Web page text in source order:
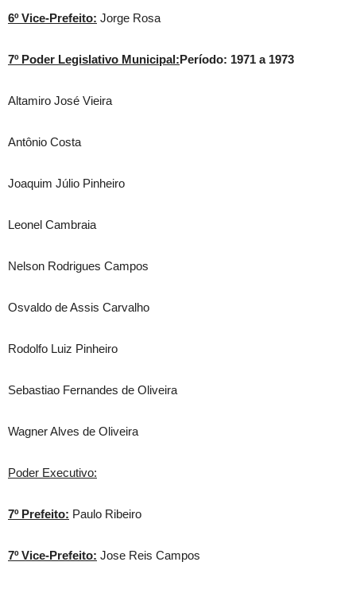
6º Vice-Prefeito: Jorge Rosa
7º Poder Legislativo Municipal:Período: 1971 a 1973
Altamiro José Vieira
Antônio Costa
Joaquim Júlio Pinheiro
Leonel Cambraia
Nelson Rodrigues Campos
Osvaldo de Assis Carvalho
Rodolfo Luiz Pinheiro
Sebastiao Fernandes de Oliveira
Wagner Alves de Oliveira
Poder Executivo:
7º Prefeito: Paulo Ribeiro
7º Vice-Prefeito: Jose Reis Campos